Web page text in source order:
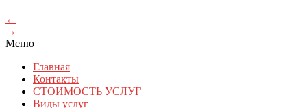
←
→
Меню
Главная
Контакты
СТОИМОСТЬ УСЛУГ
Виды услуг